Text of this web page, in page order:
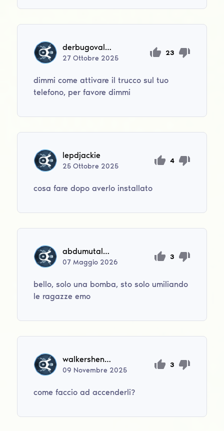
derbugovaleksandr571
27Ottobre 2025
23
dimmi come attivare il trucco sul tuo
telefono, per favore dimmi
lepdjackie
25Ottobre 2025
4
cosa fare dopo averlo installato
abdumutalasanali
07Maggio 2026
3
bello, solo una bomba, sto solo umiliando
le ragazze emo
walkershenry137
09 Novembre 2025
3
come faccio ad accenderli?